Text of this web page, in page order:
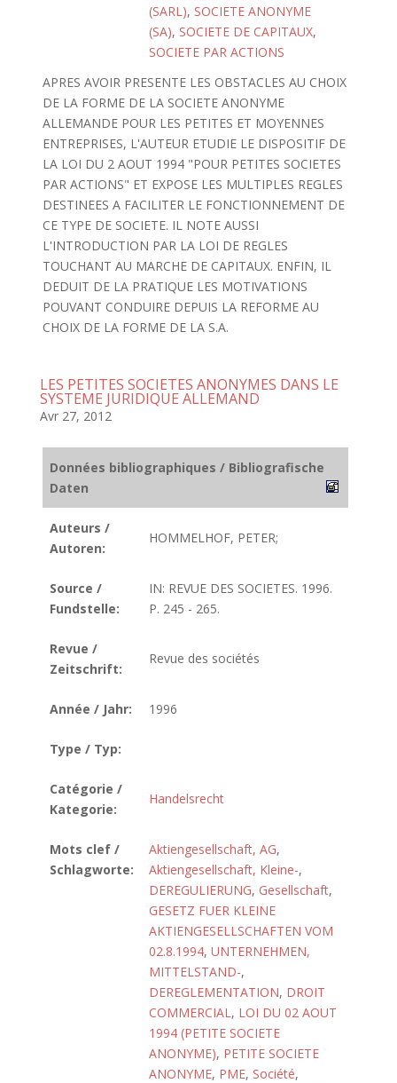
(SARL), SOCIETE ANONYME
(SA), SOCIETE DE CAPITAUX,
SOCIETE PAR ACTIONS
APRES AVOIR PRESENTE LES OBSTACLES AU CHOIX
DE LA FORME DE LA SOCIETE ANONYME
ALLEMANDE POUR LES PETITES ET MOYENNES
ENTREPRISES, L'AUTEUR ETUDIE LE DISPOSITIF DE
LA LOI DU 2 AOUT 1994 "POUR PETITES SOCIETES
PAR ACTIONS" ET EXPOSE LES MULTIPLES REGLES
DESTINEES A FACILITER LE FONCTIONNEMENT DE
CE TYPE DE SOCIETE. IL NOTE AUSSI
L'INTRODUCTION PAR LA LOI DE REGLES
TOUCHANT AU MARCHE DE CAPITAUX. ENFIN, IL
DEDUIT DE LA PRATIQUE LES MOTIVATIONS
POUVANT CONDUIRE DEPUIS LA REFORME AU
CHOIX DE LA FORME DE LA S.A.
LES PETITES SOCIETES ANONYMES DANS LE
SYSTEME JURIDIQUE ALLEMAND
Avr 27, 2012
Données bibliographiques / Bibliografische
Daten
Auteurs /
Autoren:
HOMMELHOF, PETER;
Source /
Fundstelle:
IN: REVUE DES SOCIETES. 1996.
P. 245 - 265.
Revue /
Zeitschrift:
Revue des sociétés
Année / Jahr: 1996
Type / Typ:
Catégorie /
Kategorie:
Handelsrecht
Mots clef /
Schlagworte:
Aktiengesellschaft, AG,
Aktiengesellschaft, Kleine-,
DEREGULIERUNG, Gesellschaft,
GESETZ FUER KLEINE
AKTIENGESELLSCHAFTEN VOM
02.8.1994, UNTERNEHMEN,
MITTELSTAND-,
DEREGLEMENTATION, DROIT
COMMERCIAL, LOI DU 02 AOUT
1994 (PETITE SOCIETE
ANONYME), PETITE SOCIETE
ANONYME, PME, Société,